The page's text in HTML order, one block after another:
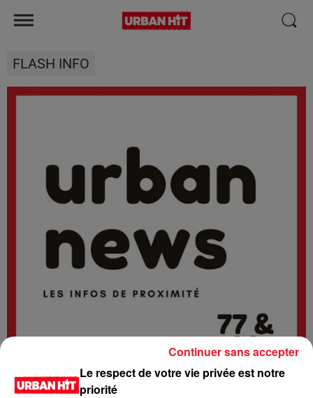
FLASH INFO
Le respect de votre vie privée est notre
priorité
Continuer sans accepter